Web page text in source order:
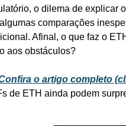
o dilema de explicar
comparações
Afinal, o que faz o
aos obstáculos?
o artigo completo
de ETH ainda podem